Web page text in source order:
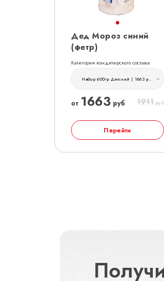
Дед Мороз синий
(фетр)
Категория кондитерского состава
от 1663 руб 1911 руб
Перейти